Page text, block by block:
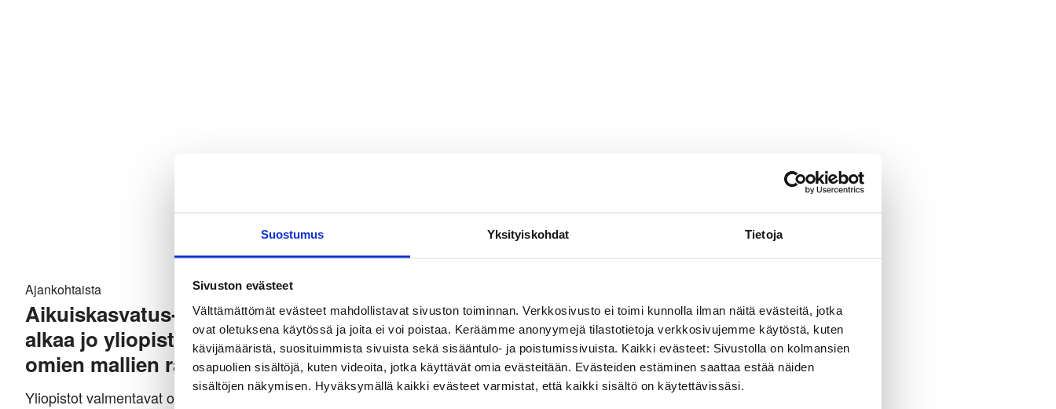
Suostumus Yksityiskohdat Tietoja
Sivuston evästeet
Välttämättömät evästeet mahdollistavat sivuston toiminnan. Verkkosivusto ei toimi kunnolla ilman näitä evästeitä, jotka
ovat oletuksena käytössä ja joita ei voi poistaa. Keräämme anonyymejä tilastotietoja verkkosivujemme käytöstä, kuten
kävijämääristä, suosituimmista sivuista sekä sisääntulo- ja poistumissivuista. Kaikki evästeet: Sivustolla on kolmansien
osapuolien sisältöjä, kuten videoita, jotka käyttävät omia evästeitään. Evästeiden estäminen saattaa estää näiden
sisältöjen näkymisen. Hyväksymällä kaikki evästeet varmistat, että kaikki sisältö on käytettävissäsi.
Ajankohtaista
Aikuiskasvatus-tiedelehti: Kilpailu työpaikoista
alkaa jo yliopistossa – tutkijat kannustavat
omien mallien rakentamiseen
Yliopistot valmentavat opiskelijoitaan yhä kilpaillummille työmarkkinoille: